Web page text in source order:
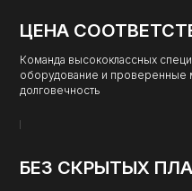
ЦЕНА
Команда высококлассных
оборудование и
долговечность
БЕЗ СКРЫТЫХ